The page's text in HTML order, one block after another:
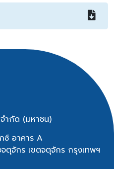
ำกัด (มหาชน)
ซ์ อาคาร A
ตุจักร เขตจตุจักร กรุงเทพฯ